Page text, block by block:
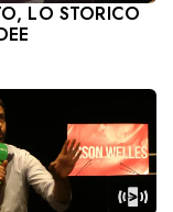
LO STORICO